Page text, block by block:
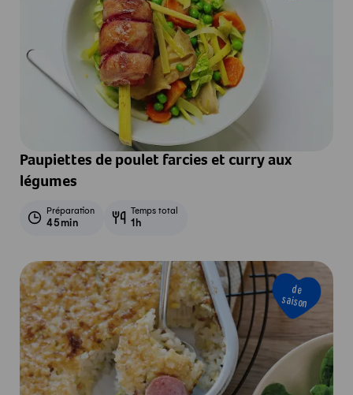
Paupiettes de poulet farcies et curry aux
légumes
Préparation
45min
Temps total
1h
de
saison